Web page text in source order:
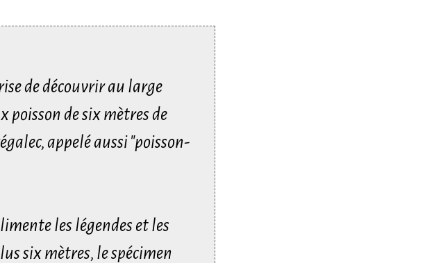
de découvrir au large
de six mètres de
appelé aussi "poisson-
les légendes et les
six mètres, le spécimen